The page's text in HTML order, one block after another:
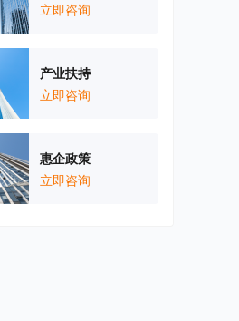
立即咨询
产业扶持
立即咨询
惠企政策
立即咨询